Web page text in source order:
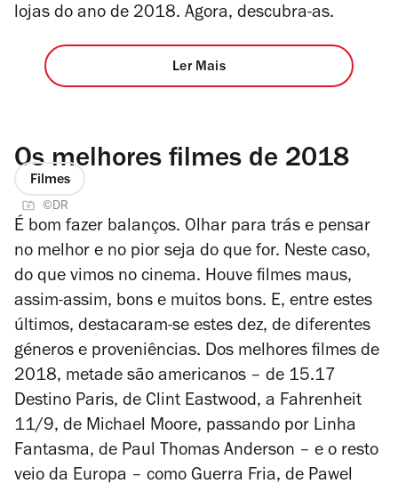
lojas do ano de 2018. Agora, descubra-as.
Ler Mais
Os melhores filmes de 2018
Filmes
©DR
É bom fazer balanços. Olhar para trás e pensar
no melhor e no pior seja do que for. Neste caso,
do que vimos no cinema. Houve filmes maus,
assim-assim, bons e muitos bons. E, entre estes
últimos, destacaram-se estes dez, de diferentes
géneros e proveniências. Dos melhores filmes de
2018, metade são americanos – de 15.17
Destino Paris, de Clint Eastwood, a Fahrenheit
11/9, de Michael Moore, passando por Linha
Fantasma, de Paul Thomas Anderson – e o resto
veio da Europa – como Guerra Fria, de Pawel